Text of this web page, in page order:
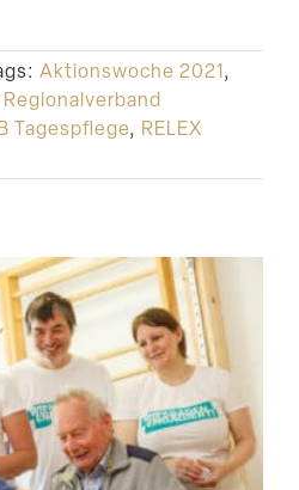
Aktionswoche 2021,
Tagespflege, RELEX